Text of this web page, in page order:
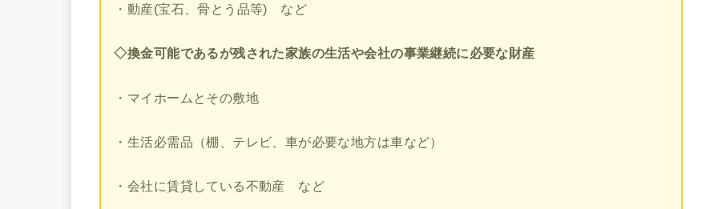
・動産(宝石、骨とう品等) など
◇換金可能であるが残された家族の生活や会社の事業継続に必要な財産
・マイホームとその敷地
・生活必需品（棚、テレビ、車が必要な地方は車など）
・会社に賃貸している不動産 など